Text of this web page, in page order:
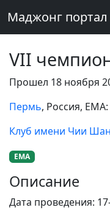
Маджонг портал
VII
Прошел 18 ноября
Пермь, Россия, EMA:
Клуб имени Чии
EMA
Описание
Дата проведения: